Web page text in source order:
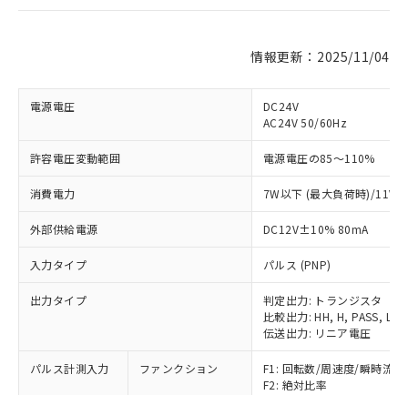
情報更新：2025/11/04
電源電圧
DC24V
AC24V 50/60Hz
許容電圧変動範囲 電源電圧の85～110%
消費電力 7W以下 (最大負荷時)/11VA
外部供給電源 DC12V±10% 80mA
入力タイプ パルス (PNP)
出力タイプ
判定出力: トランジスタ
比較出力: HH, H, PASS, L,
伝送出力: リニア電圧
パルス計測入力 ファンクション
F1: 回転数/周速度/瞬時流量
F2: 絶対比率